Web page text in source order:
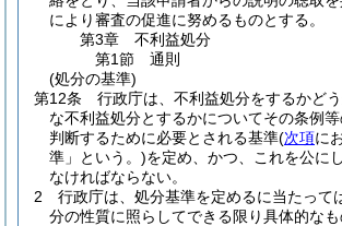
により審査の促進に努めるものとする。
第3章
不利益処分
第1節
通則
(処分の基準)
第12条
行政庁は、不利益処分をするかど
な不利益処分とするかについてその条例
判断するために必要とされる基準(次項に
準」という。)を定め、かつ、これを公に
なければならない。
2
行政庁は、処分基準を定めるに当たって
分の性質に照らしてできる限り具体的な